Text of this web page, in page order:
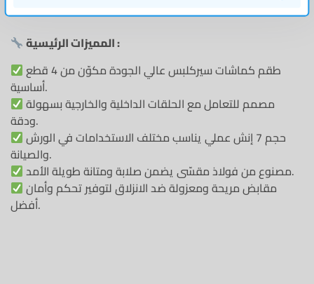
المميزات الرئيسية :
طقم كماشات سيركلبس عالي الجودة مكوّن من 4 قطع
أساسية.
مصمم للتعامل مع الحلقات الداخلية والخارجية بسهولة
ودقة.
حجم 7 إنش عملي يناسب مختلف الاستخدامات في الورش
والصيانة.
مصنوع من فولاذ مقسّى يضمن صلابة ومتانة طويلة الأمد.
مقابض مريحة ومعزولة ضد الانزلاق لتوفير تحكم وأمان
أفضل.